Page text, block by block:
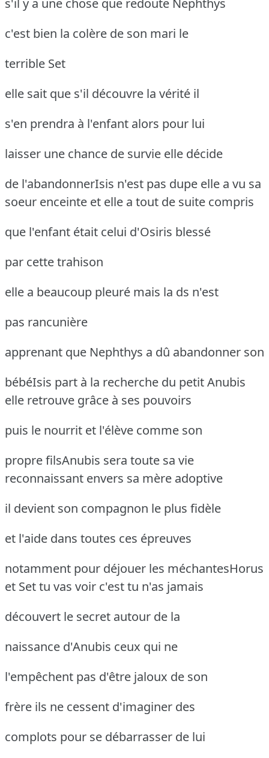
s'il y a une chose que redoute Nephthys
c'est bien la colère de son mari le
terrible Set
elle sait que s'il découvre la vérité il
s'en prendra à l'enfant alors pour lui
laisser une chance de survie elle décide
de l'abandonnerIsis n'est pas dupe elle a vu sa
soeur enceinte et elle a tout de suite compris
que l'enfant était celui d'Osiris blessé
par cette trahison
elle a beaucoup pleuré mais la ds n'est
pas rancunière
apprenant que Nephthys a dû abandonner son
bébéIsis part à la recherche du petit Anubis
elle retrouve grâce à ses pouvoirs
puis le nourrit et l'élève comme son
propre filsAnubis sera toute sa vie
reconnaissant envers sa mère adoptive
il devient son compagnon le plus fidèle
et l'aide dans toutes ces épreuves
notamment pour déjouer les méchantesHorus
et Settu vas voir c'est tu n'as jamais
découvert le secret autour de la
naissance d'Anubis ceux qui ne
l'empêchent pas d'être jaloux de son
frère ils ne cessent d'imaginer des
complots pour se débarrasser de lui